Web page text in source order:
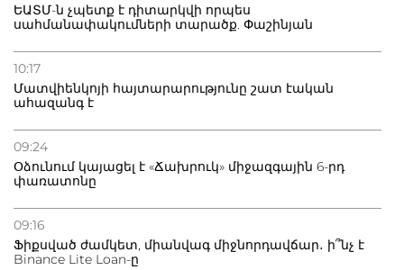
ԵԱՏՄ-ն չպետք է դիտարկվի որպես
սահմանափակումների տարածք. Փաշինյան
10:17
Մատվիենկոյի հայտարարությունը շատ էական
ահազանգ է
09:24
Օձունում կայացել է «Ճախրուկ» միջազգային 6-րդ
փառատոնը
09:16
Ֆիքսված ժամկետ, միանվագ միջնորդավճար․ ի՞նչ է
Binance Lite Loan-ը